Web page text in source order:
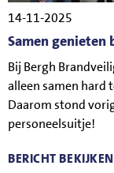
14-11-2025
Samen genieten
Bij Bergh
alleen samen hard
Daarom stond
personeelsuitje!
BERICHT BEKIJKEN